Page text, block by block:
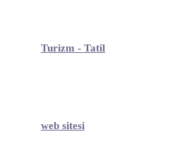
Turizm - Tatil
web sitesi